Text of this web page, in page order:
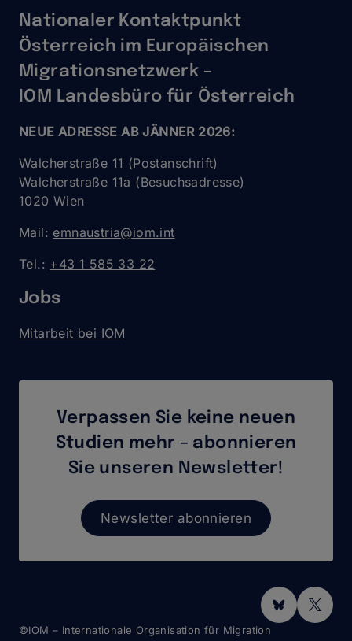
ihrem
Abschluss
arbeiten
Nationaler Kontaktpunkt
Österreich im Europäischen
Migrationsnetzwerk –
IOM Landesbüro für Österreich
NEUE ADRESSE AB JÄNNER 2026:
Walcherstraße 11 (Postanschrift)
Walcherstraße 11a (Besuchsadresse)
1020 Wien
Mail: emnaustria@iom.int
Tel.: +43 1 585 33 22
Jobs
Mitarbeit bei IOM
Verpassen Sie keine neuen
Studien mehr – abonnieren
Sie unseren Newsletter!
Newsletter abonnieren
©IOM – Internationale Organisation für Migration